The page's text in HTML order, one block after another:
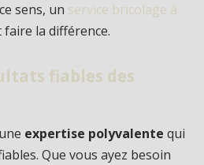
sens, un service bricolage à
la différence.
fiables des
expertise polyvalente qui
Que vous ayez besoin